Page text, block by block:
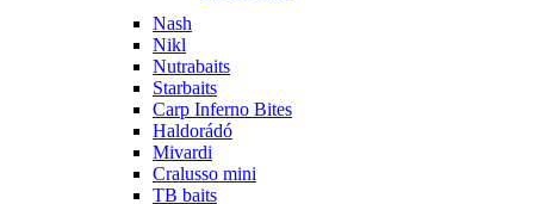
Nash
Nikl
Nutrabaits
Starbaits
Carp Inferno Bites
Haldorádó
Mivardi
Cralusso mini
TB baits